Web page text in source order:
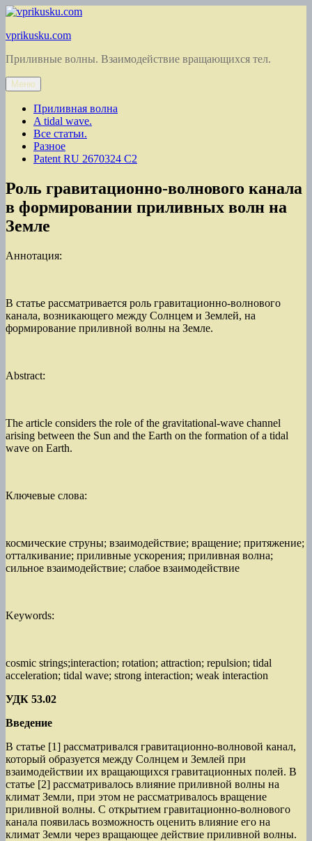
Перейти
содержимому
vprikusku.com
Приливные волны. Взаимодействие вращающихся тел.
Меню
Приливная волна
A tidal wave.
Все статьи.
Разное
Patent RU 2670324 C2
Роль гравитационно-волнового канала
в формировании приливных волн на
Земле
Аннотация:
В статье рассматривается роль гравитационно-волнового
канала, возникающего между Солнцем и Землей, на
формирование приливной волны на Земле.
Abstract:
The article considers the role of the gravitational-wave channel
arising between the Sun and the Earth on the formation of a tidal
wave on Earth.
Ключевые слова:
космические струны; взаимодействие; вращение; притяжение;
отталкивание; приливные ускорения; приливная волна;
сильное взаимодействие; слабое взаимодействие
Keywords:
cosmic strings;interaction; rotation; attraction; repulsion; tidal
acceleration; tidal wave; strong interaction; weak interaction
УДК 53.02
Введение
В статье [1] рассматривался гравитационно-волновой канал,
который образуется между Солнцем и Землей при
взаимодействии их вращающихся гравитационных полей. В
статье [2] рассматривалось влияние приливной волны на
климат Земли, при этом не рассматривалось вращение
приливной волны. С открытием гравитационно-волнового
канала появилась возможность оценить влияние его на
климат Земли через вращающее действие приливной волны.